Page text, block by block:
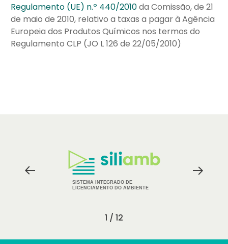
Regulamento (UE) n.º 440/2010da Comissão, de 21
de maio de 2010, relativo a taxas a pagar à Agência
Europeia dos Produtos Químicos nos termos do
Regulamento CLP (JO L 126 de 22/05/2010)
Parceiros
SISTEMA INTEGRADO DE
LICENCIAMENTO DO AMBIENTE
1 / 12